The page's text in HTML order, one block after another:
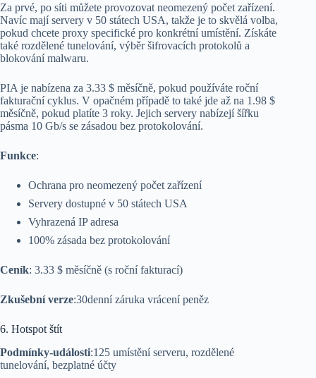
Za prvé, po síti můžete provozovat neomezený počet zařízení.
Navíc mají servery v 50 státech USA, takže je to skvělá volba,
pokud chcete proxy specifické pro konkrétní umístění. Získáte
také rozdělené tunelování, výběr šifrovacích protokolů a
blokování malwaru.
PIA je nabízena za 3.33 $ měsíčně, pokud používáte roční
fakturační cyklus. V opačném případě to také jde až na 1.98 $
měsíčně, pokud platíte 3 roky. Jejich servery nabízejí šířku
pásma 10 Gb/s se zásadou bez protokolování.
Funkce:
Ochrana pro neomezený počet zařízení
Servery dostupné v 50 státech USA
Vyhrazená IP adresa
100% zásada bez protokolování
Ceník: 3.33 $ měsíčně (s roční fakturací)
Zkušební verze:30denní záruka vrácení peněz
6. Hotspot štít
Podmínky-události:125 umístění serveru, rozdělené
tunelování, bezplatné účty